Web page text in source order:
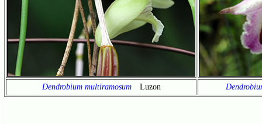
Dendrobium multiramosumLuzon